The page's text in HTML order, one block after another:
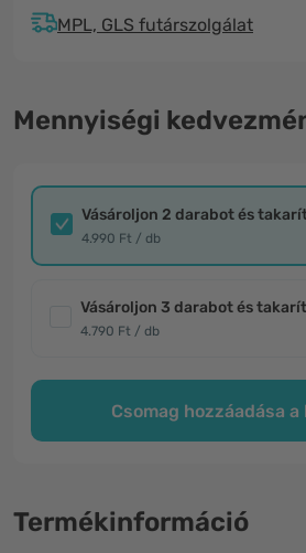
MPL, GLS futárszolgálat
Mennyiségi
Vásároljon 2 darabot és
4.990 Ft / db
Vásároljon 3 darabot és
4.790 Ft / db
Csomag hozzáadása a
Termékinformáció